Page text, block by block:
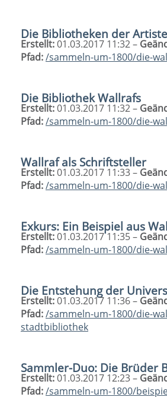
Die Bibliotheken der
Erstellt:01.03.2017 11:32 –
Pfad:/sammeln-um-1800/die-
Die Bibliothek Wallrafs
Erstellt:01.03.2017 11:32 –
Pfad:/sammeln-um-1800/die-
Wallraf als Schriftsteller
Erstellt:01.03.2017 11:33 –
Pfad:/sammeln-um-1800/die-
Exkurs: Ein Beispiel aus
Erstellt:01.03.2017 11:35 –
Pfad:/sammeln-um-1800/die-
Die Entstehung der
Erstellt:01.03.2017 11:36 –
Pfad:/sammeln-um-1800/die-
stadtbibliothek
Sammler-Duo: Die Brüder
Erstellt:01.03.2017 12:23 –
Pfad:/sammeln-um-1800/